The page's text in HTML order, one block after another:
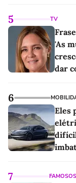
5 TV
'As
dar
6
Eles
7 FAMOSOS